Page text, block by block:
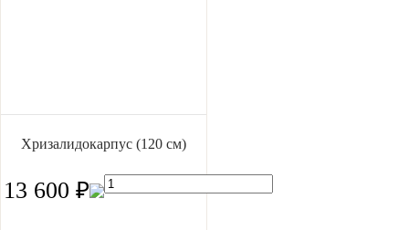
Хризалидокарпус (120 см)
13 600 ₽